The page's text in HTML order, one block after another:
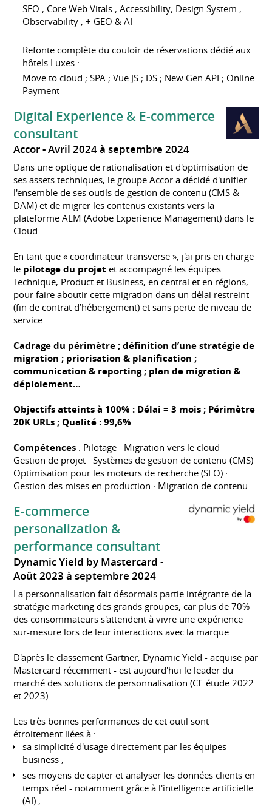
SEO ; Core Web Vitals ; Accessibility; Design System ;
Observability ; + GEO & AI
Refonte complète du couloir de réservations dédié aux
hôtels Luxes :
Move to cloud ; SPA ; Vue JS ; DS ; New Gen API ; Online
Payment
Digital Experience & E-commerce
consultant
Accor Avril 2024 à septembre 2024
Dans une optique de rationalisation et d'optimisation de
ses assets techniques, le groupe Accor a décidé d'unifier
l'ensemble de ses outils de gestion de contenu (CMS &
DAM) et de migrer les contenus existants vers la
plateforme AEM (Adobe Experience Management) dans le
Cloud.
En tant que « coordinateur transverse », j'ai pris en charge
le pilotage du projet et accompagné les équipes
Technique, Product et Business, en central et en régions,
pour faire aboutir cette migration dans un délai restreint
(fin de contrat d’hébergement) et sans perte de niveau de
service.
Cadrage du périmètre ; définition d’une stratégie de
migration ; priorisation & planification ;
communication & reporting ; plan de migration &
déploiement…
Objectifs atteints à 100% : Délai = 3 mois ; Périmètre
20K URLs ; Qualité : 99,6%
Compétences : Pilotage · Migration vers le cloud ·
Gestion de projet · Systèmes de gestion de contenu (CMS) ·
Optimisation pour les moteurs de recherche (SEO) ·
Gestion des mises en production · Migration de contenu
E-commerce
personalization &
performance consultant
Dynamic Yield by Mastercard
Août 2023 à septembre 2024
La personnalisation fait désormais partie intégrante de la
stratégie marketing des grands groupes, car plus de 70%
des consommateurs s'attendent à vivre une expérience
sur-mesure lors de leur interactions avec la marque.
D'après le classement Gartner, Dynamic Yield - acquise par
Mastercard récemment - est aujourd'hui le leader du
marché des solutions de personnalisation (Cf. étude 2022
et 2023).
Les très bonnes performances de cet outil sont
étroitement liées à :
sa simplicité d'usage directement par les équipes
business ;
ses moyens de capter et analyser les données clients en
temps réel - notamment grâce à l'intelligence artificielle
(AI) ;